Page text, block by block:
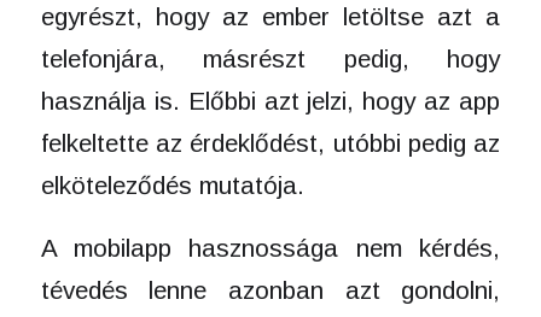
egyrészt, hogy az ember letöltse azt a
telefonjára, másrészt pedig, hogy
használja is. Előbbi azt jelzi, hogy az app
felkeltette az érdeklődést, utóbbi pedig az
elköteleződés mutatója.
A mobilapp hasznossága nem kérdés,
tévedés lenne azonban azt gondolni,